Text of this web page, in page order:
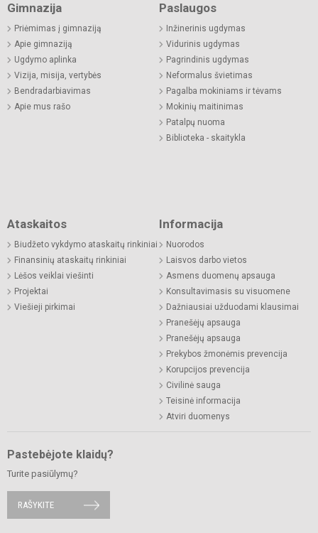
Gimnazija
Priėmimas į gimnaziją
Apie gimnaziją
Ugdymo aplinka
Vizija, misija, vertybės
Bendradarbiavimas
Apie mus rašo
Paslaugos
Inžinerinis ugdymas
Vidurinis ugdymas
Pagrindinis ugdymas
Neformalus švietimas
Pagalba mokiniams ir tėvams
Mokinių maitinimas
Patalpų nuoma
Biblioteka - skaitykla
Ataskaitos
Biudžeto vykdymo ataskaitų rinkiniai
Finansinių ataskaitų rinkiniai
Lėšos veiklai viešinti
Projektai
Viešieji pirkimai
Informacija
Nuorodos
Laisvos darbo vietos
Asmens duomenų apsauga
Konsultavimasis su visuomene
Dažniausiai užduodami klausimai
Pranešėjų apsauga
Pranešėjų apsauga
Prekybos žmonėmis prevencija
Korupcijos prevencija
Civilinė sauga
Teisinė informacija
Atviri duomenys
Pastebėjote klaidų?
Turite pasiūlymų?
RAŠYKITE